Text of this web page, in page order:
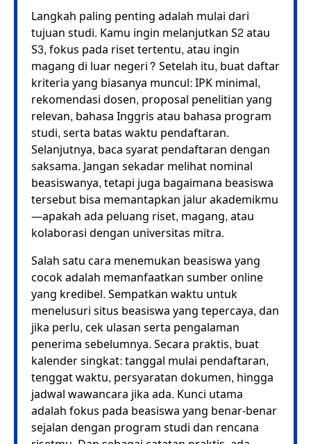
Langkah paling penting adalah mulai dari
tujuan studi. Kamu ingin melanjutkan S2 atau
S3, fokus pada riset tertentu, atau ingin
magang di luar negeri? Setelah itu, buat daftar
kriteria yang biasanya muncul: IPK minimal,
rekomendasi dosen, proposal penelitian yang
relevan, bahasa Inggris atau bahasa program
studi, serta batas waktu pendaftaran.
Selanjutnya, baca syarat pendaftaran dengan
saksama. Jangan sekadar melihat nominal
beasiswanya, tetapi juga bagaimana beasiswa
tersebut bisa memantapkan jalur akademikmu
—apakah ada peluang riset, magang, atau
kolaborasi dengan universitas mitra.
Salah satu cara menemukan beasiswa yang
cocok adalah memanfaatkan sumber online
yang kredibel. Sempatkan waktu untuk
menelusuri situs beasiswa yang tepercaya, dan
jika perlu, cek ulasan serta pengalaman
penerima sebelumnya. Secara praktis, buat
kalender singkat: tanggal mulai pendaftaran,
tenggat waktu, persyaratan dokumen, hingga
jadwal wawancara jika ada. Kunci utama
adalah fokus pada beasiswa yang benar-benar
sejalan dengan program studi dan rencana